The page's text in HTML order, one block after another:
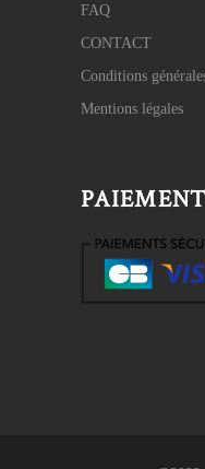
FAQ
CONTACT
Conditions
Mentions légales